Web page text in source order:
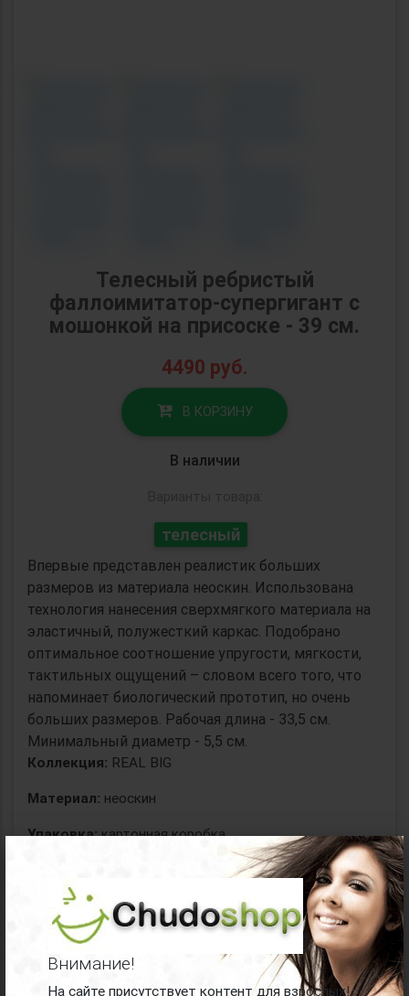
Внимание!
На сайте присутствует контент для взрослых!
×
Телесный ребристый
фаллоимитатор-супергигант с
мошонкой на присоске - 39 см.
4490 руб.
В КОРЗИНУ
В наличии
телесный
Впервые представлен реалистик больших
размеров из материала неоскин. Использована
технология нанесения сверхмягкого материала на
эластичный, полужесткий каркас. Подобрано
оптимальное соотношение упругости, мягкости,
тактильных ощущений – словом всего того, что
напоминает биологический прототип, но очень
больших размеров. Рабочая длина - 33,5 см.
Минимальный диаметр - 5,5 см.
Коллекция: REAL BIG
Материал: неоскин
Упаковка:картонная коробка
Производитель:
LOVETOY (А-Полимер)
гиганты LOVETOY (А-Полимер)
Поделиться товаром: "Телесный